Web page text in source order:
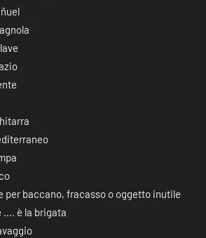
per baccano, fracasso o oggetto inutile
…. è la brigata